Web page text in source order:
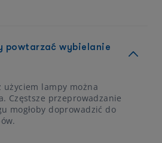
powtarzać wybielanie
użyciem lampy można
Częstsze przeprowadzanie
mogłoby doprowadzić do